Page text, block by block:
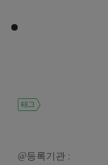
태그
@등록기관 :